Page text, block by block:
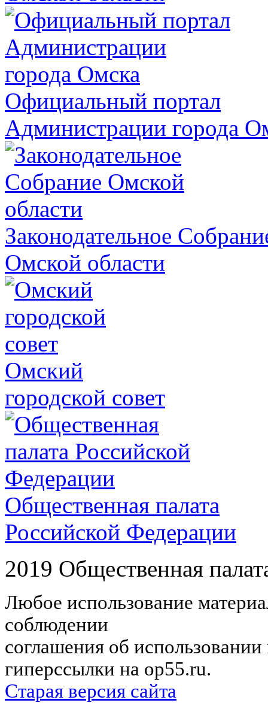
Официальный портал
Администрации города
Законодательное
Омской области
Омский
городской совет
Общественная палата
Российской Федерации
2019 Общественная
Любое использование
соблюдении
соглашения об
гиперссылки на op55.ru.
Старая версия сайта